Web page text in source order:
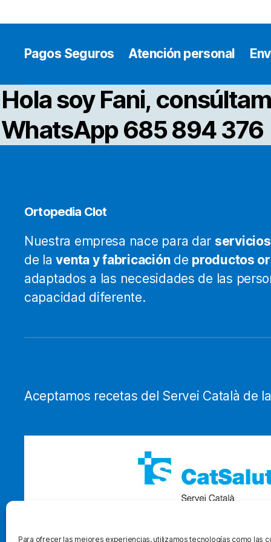
Para ofrecer las mejores experiencias, utilizamos tecnologías como las
Pagos Seguros Atención personal
Hola soy Fani,
WhatsApp 685 894 376
Ortopedia Clot
Nuestra empresa nace para dar servicios
de laventa y fabricaciónde productos
adaptados a las necesidades de las
capacidad diferente.
Aceptamos recetas del Servei Català de